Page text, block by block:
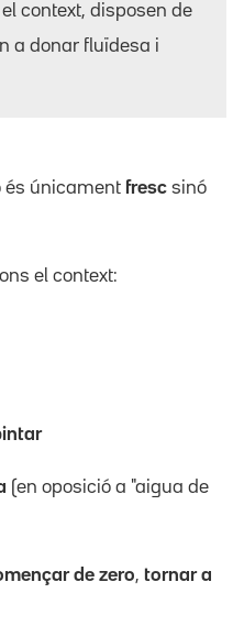
context, disposen de
a donar fluïdesa i
és únicament fresc sinó
el context:
(en oposició a "aigua de
de zero, tornar a